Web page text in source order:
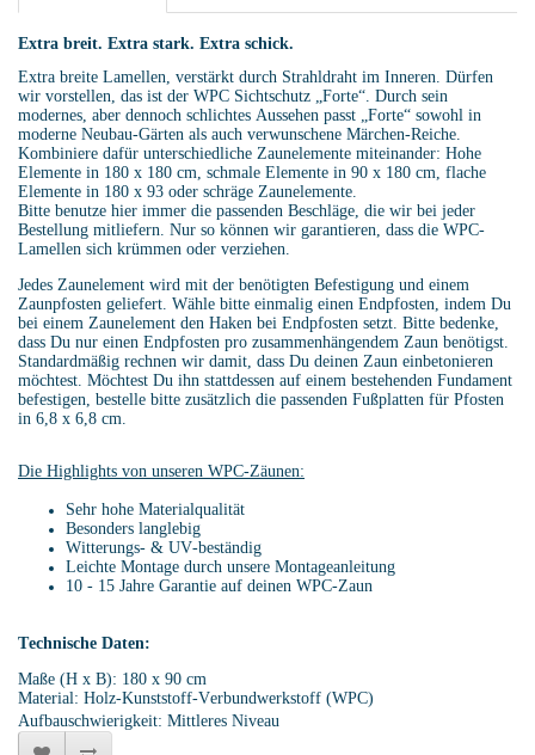
Extra breit. Extra stark. Extra schick.
Extra breite Lamellen, verstärkt durch Strahldraht im Inneren. Dürfen
wir vorstellen, das ist der WPC Sichtschutz „Forte“. Durch sein
modernes, aber dennoch schlichtes Aussehen passt „Forte“ sowohl in
moderne Neubau-Gärten als auch verwunschene Märchen-Reiche.
Kombiniere dafür unterschiedliche Zaunelemente miteinander: Hohe
Elemente in 180 x 180 cm, schmale Elemente in 90 x 180 cm, flache
Elemente in 180 x 93 oder schräge Zaunelemente.
Bitte benutze hier immer die passenden Beschläge, die wir bei jeder
Bestellung mitliefern. Nur so können wir garantieren, dass die WPC-
Lamellen sich krümmen oder verziehen.
Jedes Zaunelement wird mit der benötigten Befestigung und einem
Zaunpfosten geliefert. Wähle bitte einmalig einen Endpfosten, indem Du
bei einem Zaunelement den Haken bei Endpfosten setzt. Bitte bedenke,
dass Du nur einen Endpfosten pro zusammenhängendem Zaun benötigst.
Standardmäßig rechnen wir damit, dass Du deinen Zaun einbetonieren
möchtest. Möchtest Du ihn stattdessen auf einem bestehenden Fundament
befestigen, bestelle bitte zusätzlich die passenden Fußplatten für Pfosten
in 6,8 x 6,8 cm.
Die Highlights von unseren WPC-Zäunen:
Sehr hohe Materialqualität
Besonders langlebig
Witterungs- & UV-beständig
Leichte Montage durch unsere Montageanleitung
10 - 15 Jahre Garantie auf deinen WPC-Zaun
Technische Daten:
Maße (H x B): 180 x 90 cm
Material: Holz-Kunststoff-Verbundwerkstoff (WPC)
Aufbauschwierigkeit: Mittleres Niveau